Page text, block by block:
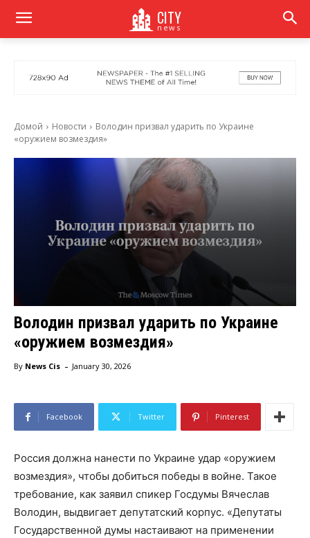
CITY
news
Домой Новости
Володин призвал ударить по Украине
«оружием возмездия»
Володин призвал ударить по Украине
«оружием возмездия»
By News Cis - January 30, 2026
Facebook Twitter Pinterest
Россия должна нанести по Украине удар «оружием
возмездия», чтобы добиться победы в войне. Такое
требование, как заявил спикер Госдумы Вячеслав
Володин, выдвигает депутатский корпус. «Депутаты
Государственной думы настаивают на применении